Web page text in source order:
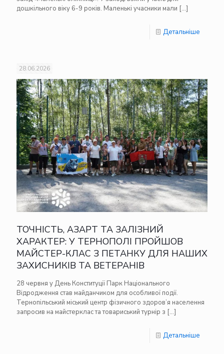
дошкільного віку 6-9 років. Маленькі учасники мали […]
Детальніше
28.06.2026
ТОЧНІСТЬ, АЗАРТ ТА ЗАЛІЗНИЙ
ХАРАКТЕР: У ТЕРНОПОЛІ ПРОЙШОВ
МАЙСТЕР-КЛАС З ПЕТАНКУ ДЛЯ НАШИХ
ЗАХИСНИКІВ ТА ВЕТЕРАНІВ
28 червня у День Конституції Парк Національного
Відродження став майданчиком для особливої події.
Тернопільський міський центр фізичного здоров’я населення
запросив на майстерклас та товариський турнір з […]
Детальніше